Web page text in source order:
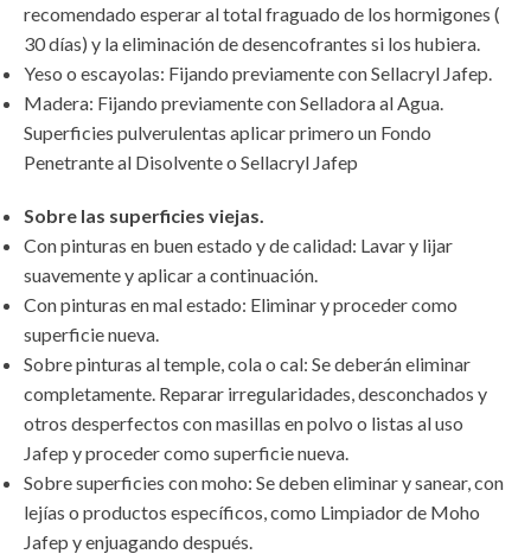
recomendado esperar al total fraguado de los hormigones (
30 días) y la eliminación de desencofrantes si los hubiera.
Yeso o escayolas: Fijando previamente con Sellacryl Jafep.
Madera: Fijando previamente con Selladora al Agua.
Superficies pulverulentas aplicar primero un Fondo
Penetrante al Disolvente o Sellacryl Jafep
Sobre las superficies viejas.
Con pinturas en buen estado y de calidad: Lavar y lijar
suavemente y aplicar a continuación.
Con pinturas en mal estado: Eliminar y proceder como
superficie nueva.
Sobre pinturas al temple, cola o cal: Se deberán eliminar
completamente. Reparar irregularidades, desconchados y
otros desperfectos con masillas en polvo o listas al uso
Jafep y proceder como superficie nueva.
Sobre superficies con moho: Se deben eliminar y sanear, con
lejías o productos específicos, como Limpiador de Moho
Jafep y enjuagando después.